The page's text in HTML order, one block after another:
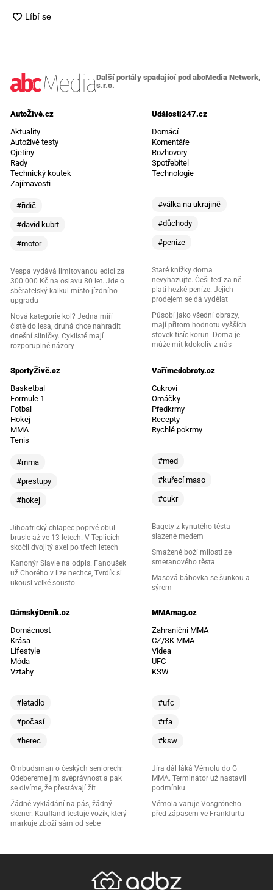
Další portály spadající pod abcMedia Network,
s.r.o.
AutoŽivě.cz
Aktuality
Autoživě testy
Ojetiny
Rady
Technický koutek
Zajímavosti
#řidič
#david kubrt
#motor
Vespa vydává limitovanou edici za
300 000 Kč na oslavu 80 let. Jde o
sběratelský kalkul místo jízdního
upgradu
Nová kategorie kol? Jedna míří
čistě do lesa, druhá chce nahradit
dnešní silničky. Cyklisté mají
rozporuplné názory
Události247.cz
Domácí
Komentáře
Rozhovory
Spotřebitel
Technologie
#válka na ukrajině
#důchody
#peníze
Staré knížky doma
nevyhazujte. Češi teď za ně
platí hezké peníze. Jejich
prodejem se dá vydělat
Působí jako všední obrazy,
mají přitom hodnotu vyšších
stovek tisíc korun. Doma je
může mít kdokoliv z nás
SportyŽivě.cz
Basketbal
Formule 1
Fotbal
Hokej
MMA
Tenis
#mma
#prestupy
#hokej
Jihoafrický chlapec poprvé obul
brusle až ve 13 letech. V Teplicích
skočil dvojitý axel po třech letech
Kanonýr Slavie na odpis. Fanoušek
už Chorého v lize nechce, Tvrdík si
ukousl velké sousto
Vařímedobroty.cz
Cukroví
Omáčky
Předkrmy
Recepty
Rychlé pokrmy
#med
#kuřecí maso
#cukr
Bagety z kynutého těsta
slazené medem
Smažené boží milosti ze
smetanového těsta
Masová bábovka se šunkou a
sýrem
DámskýDeník.cz
Domácnost
Krása
Lifestyle
Móda
Vztahy
#letadlo
#počasí
#herec
Ombudsman o českých seniorech:
Odebereme jim svéprávnost a pak
se divíme, že přestávají žít
Žádné vykládání na pás, žádný
skener. Kaufland testuje vozík, který
markuje zboží sám od sebe
MMAmag.cz
Zahraniční MMA
CZ/SK MMA
Videa
UFC
KSW
#ufc
#rfa
#ksw
Jíra dál láká Vémolu do G
MMA. Terminátor už nastavil
podmínku
Vémola varuje Vosgröneho
před zápasem ve Frankfurtu